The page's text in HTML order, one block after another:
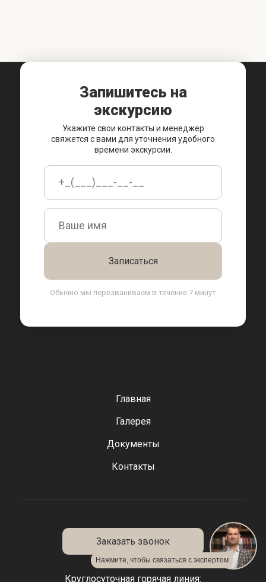
Запишитесь на
экскурсию
Укажите свои контакты и менеджер
свяжется с вами для уточнения удобного
времени экскурсии.
Обычно мы перезваниваем в течение 7 минут
Главная
Галерея
Документы
Контакты
Заказать звонок
Круглосуточная горячая линия:
Нажмите, чтобы связаться с экспертом